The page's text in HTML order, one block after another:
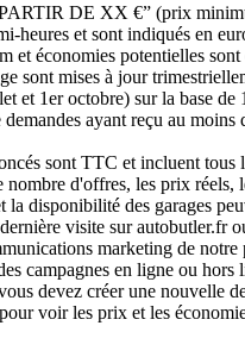
DE XX €” (prix
heures et sont indiqués en
et économies potentielles sont
sont mises à jour
et 1er octobre) sur la base de
ayant reçu au moins
sont TTC et incluent tous
nombre d'offres, les prix réels,
la disponibilité des garages
visite sur autobutler.fr
marketing de notre
campagnes en ligne ou hors
devez créer une nouvelle
voir les prix et les